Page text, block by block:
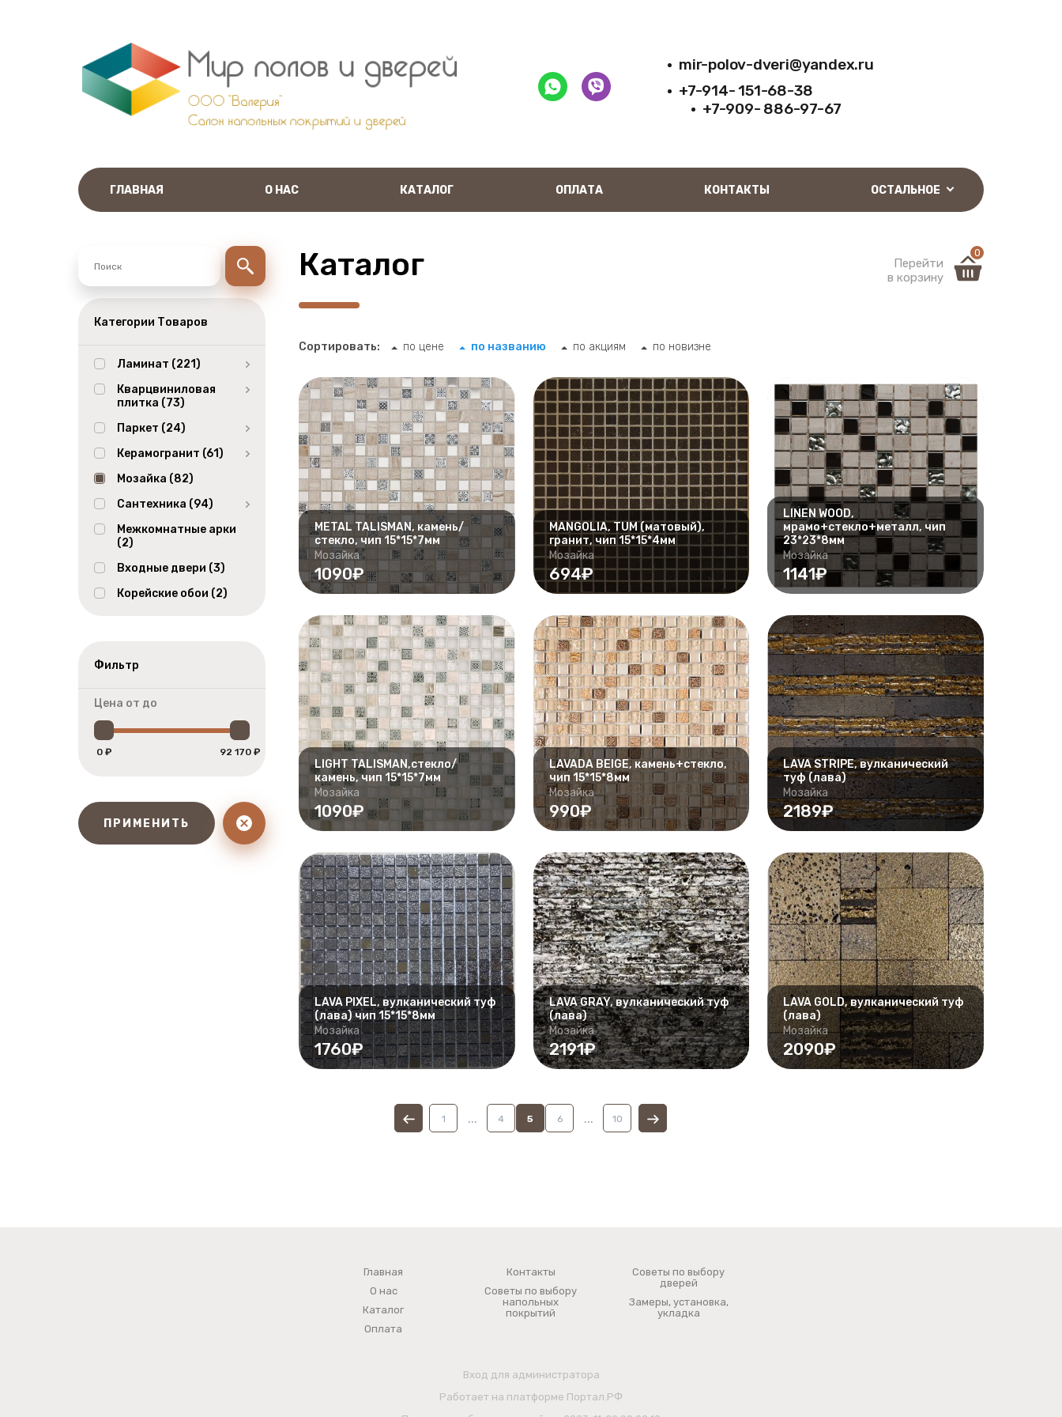
mir-polov-dveri@yandex.ru
+7-914- 151-68-38
+7-909- 886-97-67
ГЛАВНАЯ О НАС КАТАЛОГ ОПЛАТА КОНТАКТЫ ОСТАЛЬНОЕ
Категории Товаров
Ламинат (221)
Кварцвиниловая
плитка (73)
Паркет (24)
Керамогранит (61)
Мозайка (82)
Сантехника (94)
Межкомнатные арки
(2)
Входные двери (3)
Корейские обои (2)
Фильтр
Цена от до
0 ₽ 92 170 ₽
ПРИМЕНИТЬ
Каталог
Перейти
в корзину
0
Сортировать: по цене по названию по акциям по новизне
METAL TALISMAN, камень/
стекло, чип 15*15*7мм
Мозайка
1090₽
MANGOLIA, TUM (матовый),
гранит, чип 15*15*4мм
Мозайка
694₽
LINEN WOOD,
мрамо+стекло+металл, чип
23*23*8мм
Мозайка
1141₽
LIGHT TALISMAN,стекло/
камень, чип 15*15*7мм
Мозайка
1090₽
LAVADA BEIGE, камень+стекло,
чип 15*15*8мм
Мозайка
990₽
LAVA STRIPE, вулканический
туф (лава)
Мозайка
2189₽
LAVA PIXEL, вулканический туф
(лава) чип 15*15*8мм
Мозайка
1760₽
LAVA GRAY, вулканический туф
(лава)
Мозайка
2191₽
LAVA GOLD, вулканический туф
(лава)
Мозайка
2090₽
1 ... 4 5 6 ... 10
Главная
О нас
Каталог
Оплата
Контакты
Советы по выбору
напольных
покрытий
Советы по выбору
дверей
Замеры, установка,
укладка
Вход для администратора
Работает на платформе Портал.РФ